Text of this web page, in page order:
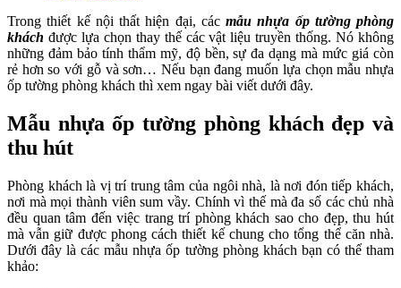
Trong thiết kế nội thất hiện đại, các mẫu nhựa ốp tường phòng
khách được lựa chọn thay thế các vật liệu truyền thống. Nó không
những đảm bảo tính thẩm mỹ, độ bền, sự đa dạng mà mức giá còn
rẻ hơn so với gỗ và sơn… Nếu bạn đang muốn lựa chọn mẫu nhựa
ốp tường phòng khách thì xem ngay bài viết dưới đây.
Mẫu nhựa ốp tường phòng khách đẹp và
thu hút
Phòng khách là vị trí trung tâm của ngôi nhà, là nơi đón tiếp khách,
nơi mà mọi thành viên sum vầy. Chính vì thế mà đa số các chủ nhà
đều quan tâm đến việc trang trí phòng khách sao cho đẹp, thu hút
mà vẫn giữ được phong cách thiết kế chung cho tổng thể căn nhà.
Dưới đây là các mẫu nhựa ốp tường phòng khách bạn có thể tham
khảo: